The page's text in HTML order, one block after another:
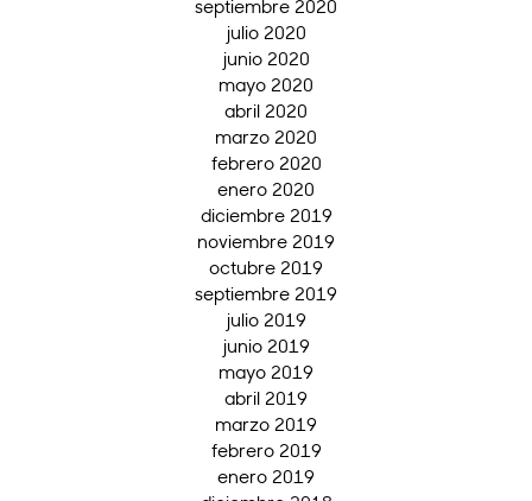
septiembre 2020
julio 2020
junio 2020
mayo 2020
abril 2020
marzo 2020
febrero 2020
enero 2020
diciembre 2019
noviembre 2019
octubre 2019
septiembre 2019
julio 2019
junio 2019
mayo 2019
abril 2019
marzo 2019
febrero 2019
enero 2019